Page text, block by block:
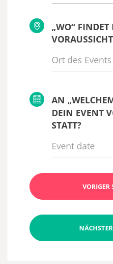
„WO“ FINDET
AN
DEIN EVENT
STATT?
VORIGER